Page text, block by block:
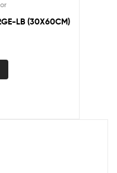
LB (30X60CM)